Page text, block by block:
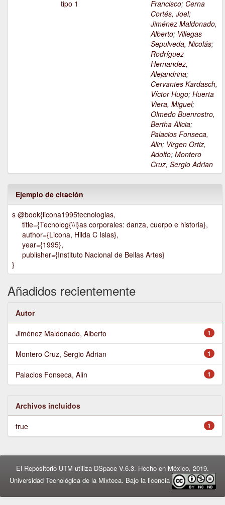
tipo 1
Francisco; Cerna
Cortés, Joel;
Jiménez Maldonado,
Alberto; Villegas
Sepulveda, Nicolás;
Rodríguez
Hernandez,
Alejandrina;
Cervantes Kardasch,
Víctor Hugo; Huerta
Viera, Miguel;
Olmedo Buenrostro,
Bertha Alicia;
Palacios Fonseca,
Alin; Virgen Ortiz,
Adolfo; Montero
Cruz, Sergio Adrian
Ejemplo de citación
s @book{licona1995tecnologias,
title={Tecnolog{\\i}as corporales: danza, cuerpo e historia},
author={Licona, Hilda C Islas},
year={1995},
publisher={Instituto Nacional de Bellas Artes}
}
Añadidos recientemente
Autor
1
Jiménez Maldonado, Alberto
1
Montero Cruz, Sergio Adrian
1
Palacios Fonseca, Alin
Archivos incluidos
1
true
El Repositorio UTM utiliza DSpace V.6.3. Hecho en México, 2019.
Universidad Tecnológica de la Mixteca. Bajo la licencia